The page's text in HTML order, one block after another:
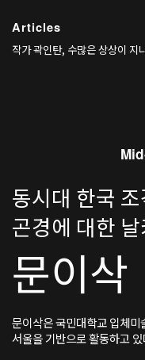
초기 사례다. 이는 곧 조각이 단
는 심리적 매개체로 기능할 수
Articles
작가 곽인탄, 수많은 상상이 지
동시대 한국
곤경에 대한
문이삭
문이삭은 국민대학교 입체
서울을 기반으로 활동하고 있